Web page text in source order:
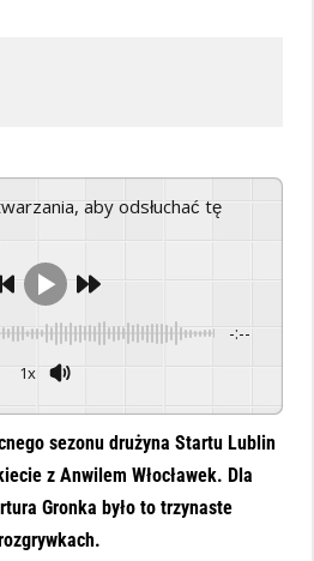
-:--
1x
sezonu drużyna Startu Lublin
z Anwilem Włocławek. Dla
Gronka było to trzynaste